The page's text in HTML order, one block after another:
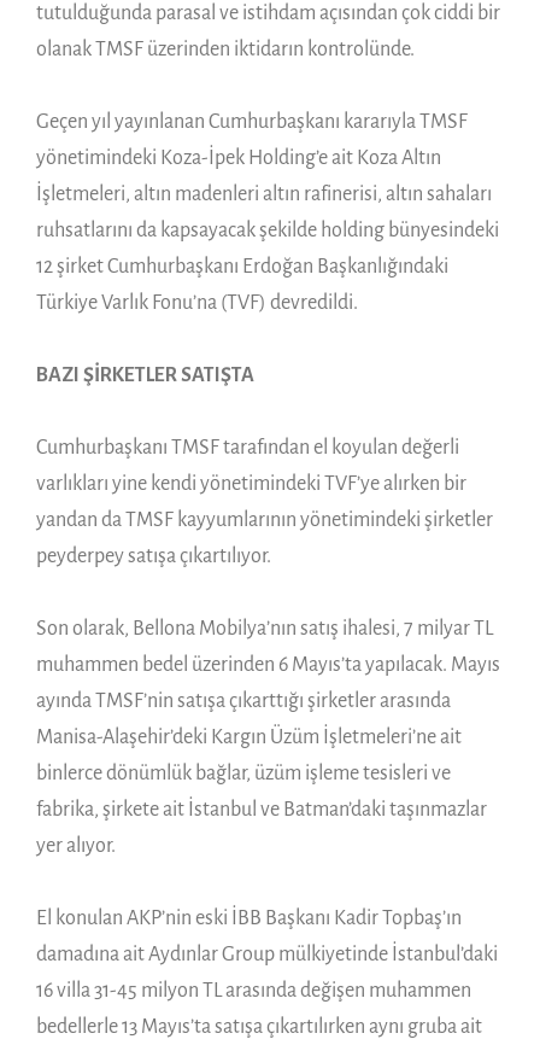
tutulduğunda parasal ve istihdam açısından çok ciddi bir
olanak TMSF üzerinden iktidarın kontrolünde.
Geçen yıl yayınlanan Cumhurbaşkanı kararıyla TMSF
yönetimindeki Koza-İpek Holding’e ait Koza Altın
İşletmeleri, altın madenleri altın rafinerisi, altın sahaları
ruhsatlarını da kapsayacak şekilde holding bünyesindeki
12 şirket Cumhurbaşkanı Erdoğan Başkanlığındaki
Türkiye Varlık Fonu’na (TVF) devredildi.
BAZI ŞİRKETLER SATIŞTA
Cumhurbaşkanı TMSF tarafından el koyulan değerli
varlıkları yine kendi yönetimindeki TVF’ye alırken bir
yandan da TMSF kayyumlarının yönetimindeki şirketler
peyderpey satışa çıkartılıyor.
Son olarak, Bellona Mobilya’nın satış ihalesi, 7 milyar TL
muhammen bedel üzerinden 6 Mayıs’ta yapılacak. Mayıs
ayında TMSF’nin satışa çıkarttığı şirketler arasında
Manisa-Alaşehir’deki Kargın Üzüm İşletmeleri’ne ait
binlerce dönümlük bağlar, üzüm işleme tesisleri ve
fabrika, şirkete ait İstanbul ve Batman’daki taşınmazlar
yer alıyor.
El konulan AKP’nin eski İBB Başkanı Kadir Topbaş’ın
damadına ait Aydınlar Group mülkiyetinde İstanbul’daki
16 villa 31-45 milyon TL arasında değişen muhammen
bedellerle 13 Mayıs’ta satışa çıkartılırken aynı gruba ait